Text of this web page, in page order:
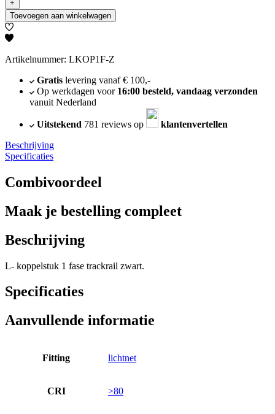
+
Toevoegen aan winkelwagen
Artikelnummer: LKOP1F-Z
Gratislevering vanaf € 100,-
Op werkdagen voor 16:00 besteld, vandaag verzonden
vanuit Nederland
Uitstekend 781 reviews op
klantenvertellen
Beschrijving
Specificaties
Combivoordeel
Maak je bestelling compleet
Beschrijving
L- koppelstuk 1 fase trackrail zwart.
Specificaties
Aanvullende informatie
Fitting lichtnet
CRI >80